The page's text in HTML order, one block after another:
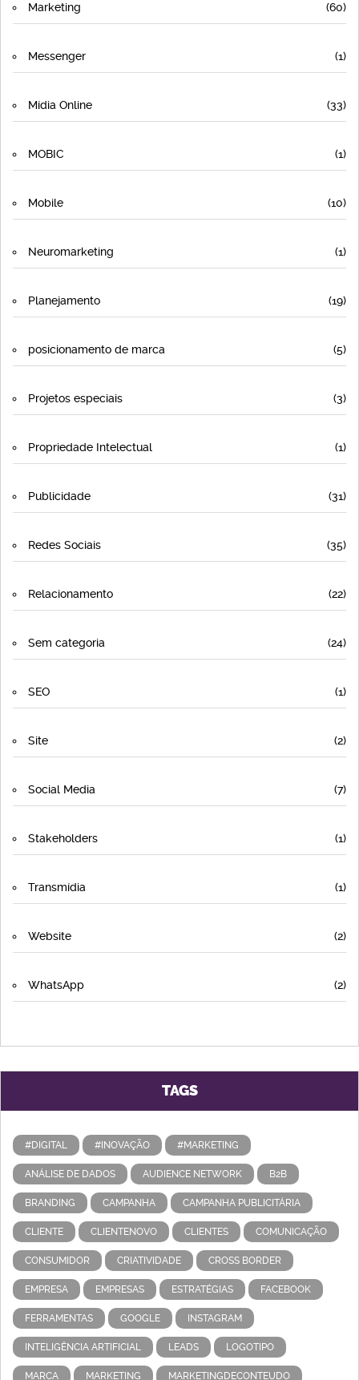
Marketing (60)
Messenger (1)
Mídia Online (33)
MOBIC (1)
Mobile (10)
Neuromarketing (1)
Planejamento (19)
posicionamento de marca (5)
Projetos especiais (3)
Propriedade Intelectual (1)
Publicidade (31)
Redes Sociais (35)
Relacionamento (22)
Sem categoria (24)
SEO (1)
Site (2)
Social Media (7)
Stakeholders (1)
Transmídia (1)
Website (2)
WhatsApp (2)
TAGS
#DIGITAL #INOVAÇÃO #MARKETING
ANÁLISE DE DADOS AUDIENCE NETWORK B2B
BRANDING CAMPANHA CAMPANHA PUBLICITÁRIA
CLIENTE CLIENTENOVO CLIENTES COMUNICAÇÃO
CONSUMIDOR CRIATIVIDADE CROSS BORDER
EMPRESA EMPRESAS ESTRATÉGIAS FACEBOOK
FERRAMENTAS GOOGLE INSTAGRAM
INTELIGÊNCIA ARTIFICIAL LEADS LOGOTIPO
MARCA MARKETING MARKETINGDECONTEUDO